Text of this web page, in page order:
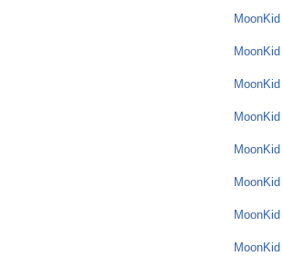
MoonKid
MoonKid
MoonKid
MoonKid
MoonKid
MoonKid
MoonKid
MoonKid